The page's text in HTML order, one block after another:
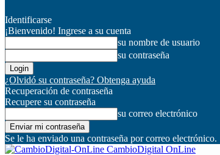
Identificarse
¡Bienvenido! Ingrese a su cuenta
su nombre de usuario
su contraseña
¿Olvidó su contraseña? Obtenga ayuda
Recuperación de contraseña
Recupere su contraseña
su correo electrónico
Se le ha enviado una contraseña por correo electrónico.
CambioDigital OnLine